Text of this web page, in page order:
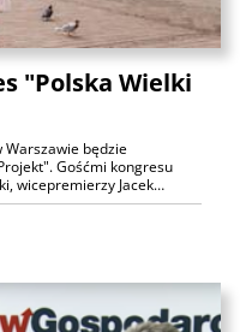
"Polska Wielki
Warszawie będzie
Gośćmi kongresu
wicepremierzy Jacek…